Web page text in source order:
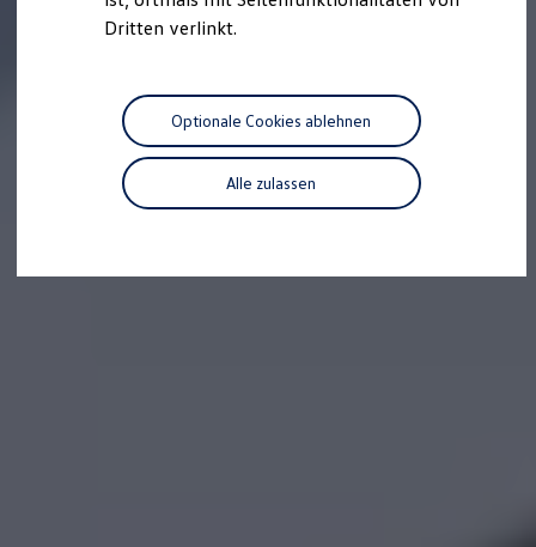
Software Updates
Service und Ersatzteile
Motorenöl und Flüssigkeiten
Räder und Reifen
Pannen- und Unfallhilfe
Economy Service
Volkswagen Teile
Zubehör
Dritten verlinkt.
Alle zulassen
Optionale Cookies ablehnen